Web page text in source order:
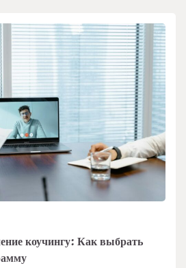
коучингу: Как выбрать